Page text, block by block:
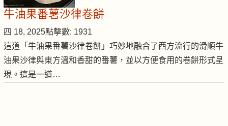
牛油果番薯沙律卷餅
四 18, 2025點擊數: 1931
這道「牛油果番薯沙律卷餅」巧妙地融合了西方流行的滑順牛
油果沙律與東方溫和香甜的番薯，並以方便食用的卷餅形式呈
現。這是一道…